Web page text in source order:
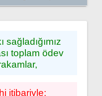
toplam ödev
itibariyle;